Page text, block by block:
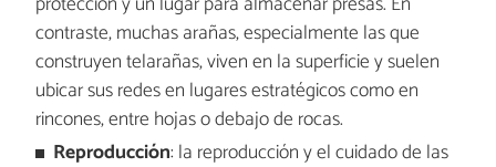
contraste, muchas arañas, especialmente las que
construyen telarañas, viven en la superficie y suelen
ubicar sus redes en lugares estratégicos como en
rincones, entre hojas o debajo de rocas.
Reproducción: la reproducción y el cuidado de las